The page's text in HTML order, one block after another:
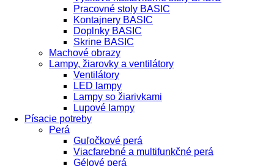
Pracovné stoly BASIC
Kontajnery BASIC
Doplnky BASIC
Skrine BASIC
Machové obrazy
Lampy, žiarovky a ventilátory
Ventilátory
LED lampy
Lampy so žiarivkami
Lupové lampy
Písacie potreby
Perá
Guľočkové perá
Viacfarebné a multifunkčné perá
Gélové perá